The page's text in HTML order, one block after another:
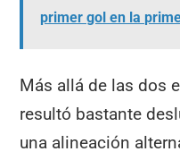
primer gol en la
Más allá de las dos
resultó bastante
una alineación